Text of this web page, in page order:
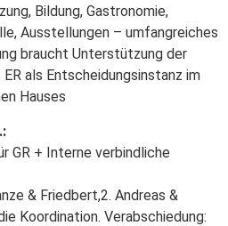
Bildung, Gastronomie,
Ausstellungen – umfangreiches
braucht Unterstützung der
als Entscheidungsinstanz im
Hauses
GR + Interne verbindliche
& Friedbert,2. Andreas &
Koordination. Verabschiedung: